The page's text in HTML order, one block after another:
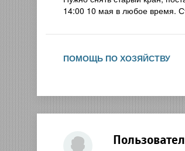
14:00 10 мая в любое время.
ПОМОЩЬ ПО ХОЗЯЙСТВУ